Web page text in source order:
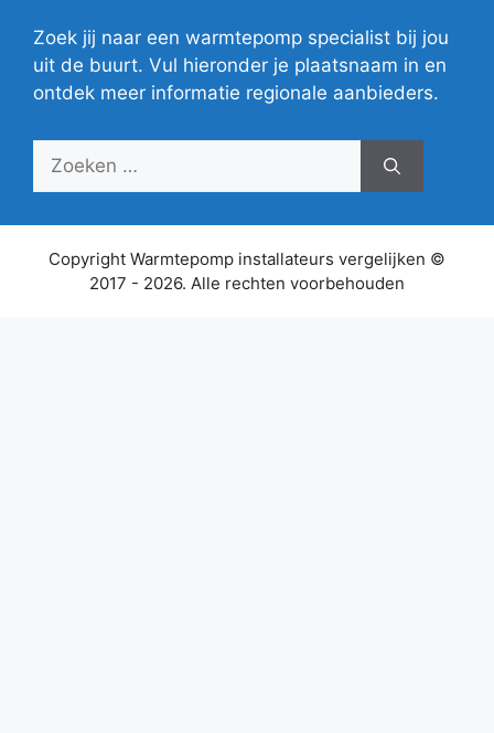
Zoek jij naar een warmtepomp specialist bij jou
uit de buurt. Vul hieronder je plaatsnaam in en
ontdek meer informatie regionale aanbieders.
Zoek
Copyright Warmtepomp installateurs vergelijken ©
2017 - 2026. Alle rechten voorbehouden